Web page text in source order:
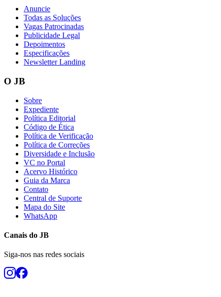
Botafogo
Anuncie
Todas as Soluções
Vagas Patrocinadas
Publicidade Legal
Depoimentos
Especificações
Newsletter Landing
O JB
Sobre
Expediente
Política Editorial
Código de Ética
Política de Verificação
Política de Correções
Diversidade e Inclusão
VC no Portal
Acervo Histórico
Guia da Marca
Contato
Central de Suporte
Mapa do Site
WhatsApp
Canais do JB
Siga-nos nas redes sociais